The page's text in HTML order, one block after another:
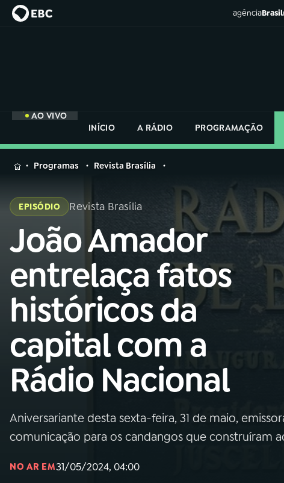
agênciaBrasil
AO VIVO
INÍCIO
A RÁDIO PROGRAMAÇÃO
MENU
Buscar
na
Rádio
Nacional
Buscar
01INÍCIO
02 A RÁDIO
03 PROGRAMAÇÃO
04PROGRAMAS
05 PODCASTS
na
Rádio
Nacional
Programas Revista Brasília
EPISÓDIO Revista Brasília
João Amador
entrelaça fatos
históricos da
capital com a
Rádio Nacional
Aniversariante desta sexta-feira, 31 de maio,
comunicação para os candangos que construíram
NO AR EM31/05/2024, 04:00